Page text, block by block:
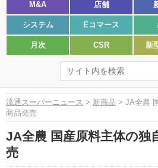
M&A 店舗
システム Eコマース
月次 CSR 新
流通スーパーニュース > 新商品 > JA全農
商品発売
JA全農 国産原料主体の独
売